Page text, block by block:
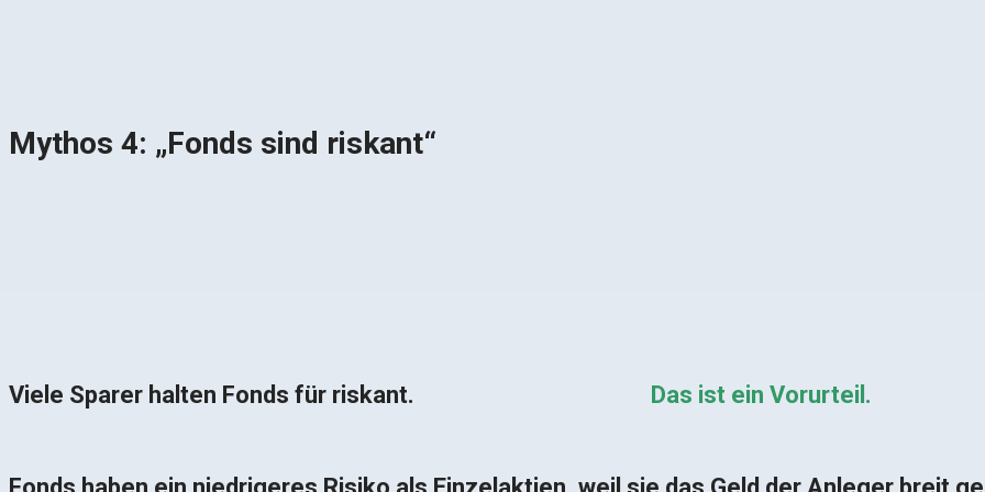
Mythos 4: „Fonds sind riskant“
Viele Sparer halten Fonds für riskant. Das ist ein Vorurteil.